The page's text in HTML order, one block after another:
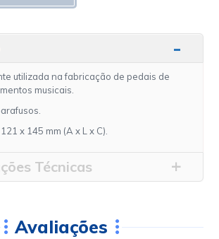
utilizada na fabricação de pedais de
musicais.
x 145 mm (A x L x C).
Técnicas
Avaliações